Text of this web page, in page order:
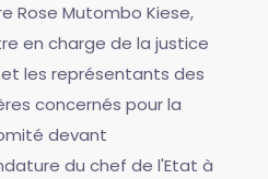
Rose Mutombo Kiese,
en charge de la justice
les représentants des
concernés pour la
devant
du chef de l'Etat à